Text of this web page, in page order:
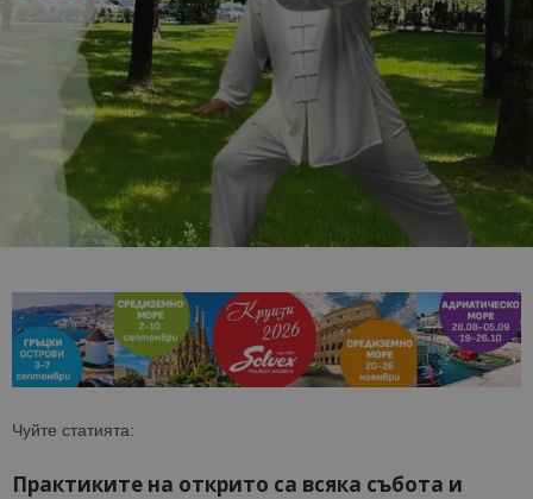
Чуйте статията:
Практиките на открито са всяка събота и